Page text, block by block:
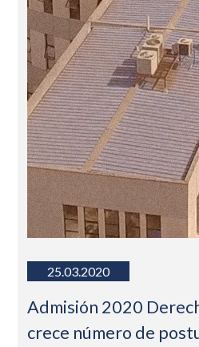
25.03.2020
Admisión 2020
crece número de